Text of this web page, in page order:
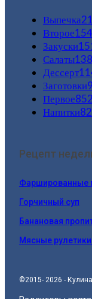
Выпечка
Второе
Закуски
Салаты
Дессерт
Заготовки
Первое852
Напитки
Рецепт
Фаршированные
Горчичный суп
Банановая
Мясные
©2015- 2026 -